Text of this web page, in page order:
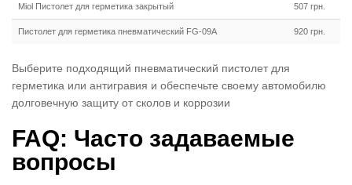
Miol Пистолет для герметика закрытый 507 грн.
Пистолет для герметика пневматический FG-09A 920 грн.
Выберите подходящий пневматический пистолет для
герметика или антигравия и обеспечьте своему автомобилю
долговечную защиту от сколов и коррозии
FAQ: Часто задаваемые
вопросы